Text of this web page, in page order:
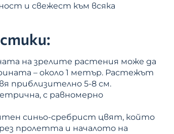
и свежест към всяка
на зрелите растения може да
– около 1 метър. Растежът
приблизително 5-8 см.
с равномерно
синьо-сребрист цвят, който
пролетта и началото на